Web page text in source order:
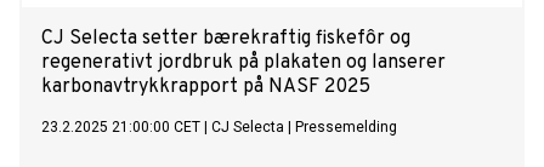
CJ Selecta setter bærekraftig fiskefôr og
regenerativt jordbruk på plakaten og lanserer
karbonavtrykkrapport på NASF 2025
23.2.2025 21:00:00 CET CJ Selecta Pressemelding